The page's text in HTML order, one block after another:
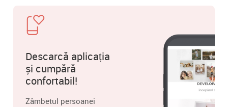
Descarcă aplicația
și cumpără
confortabil!
Zâmbetul persoanei